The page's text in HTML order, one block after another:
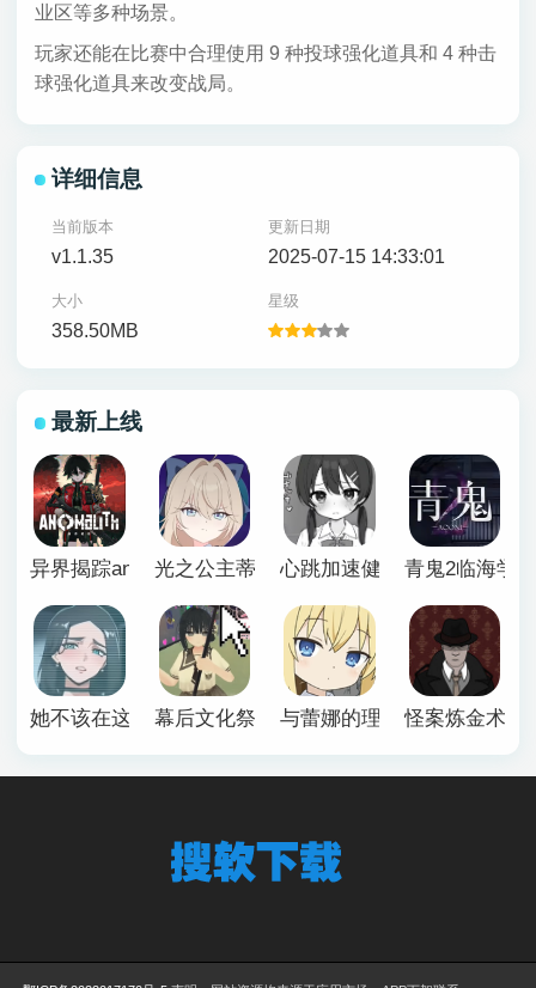
业区等多种场景。
玩家还能在比赛中合理使用 9 种投球强化道具和 4 种击
球强化道具来改变战局。
详细信息
当前版本
v1.1.35
更新日期
2025-07-15 14:33:01
大小
358.50MB
星级
最新上线
异界揭踪anomalith光之公主蒂亚丽普莉兹姆游戏
心跳加速健康诊断安卓汉化
青鬼2临海学
她不该在这里官方版幕后文化祭游戏与蕾娜的理想生活安卓
怪案炼金术师